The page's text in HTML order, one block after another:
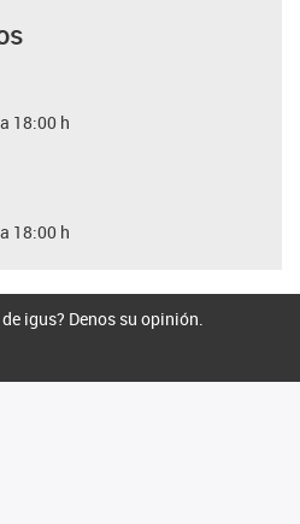
18:00 h
18:00 h
igus? Denos su opinión.